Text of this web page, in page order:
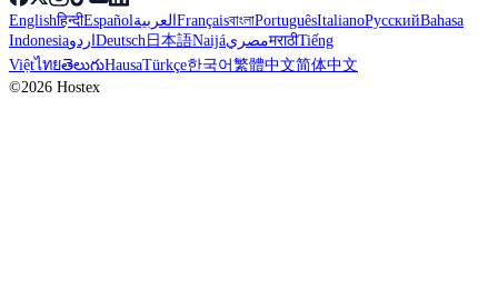
Englishहिन्दीEspañolالعربيةFrançaisবাংলাPortuguêsItalianoРусскийBahasa
IndonesiaاردوDeutsch日本語NaijáمصريमराठीTiếng
ViệtไทยతెలుగుHausaTürkçe한국어繁體中文简体中文
©2026 Hostex